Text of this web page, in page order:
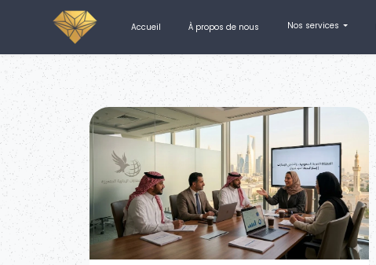
Accueil À propos de nous Nos services